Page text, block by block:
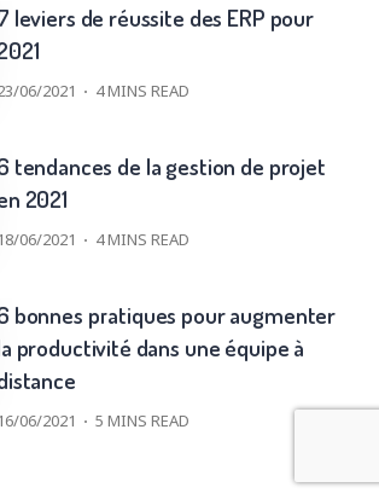
leviers de réussite des ERP pour
06/2021 4MINS READ
tendances de la gestion de projet
2021
18/06/2021 4MINS READ
bonnes pratiques pour augmenter
productivité dans une équipe à
06/2021 5 MINS READ